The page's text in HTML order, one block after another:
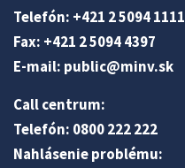
Telefón: +421 2 5094 1111
Fax: +421 2 5094 4397
E-mail: public@minv.sk
Call centrum:
Telefón: 0800 222 222
Nahlásenie problému: